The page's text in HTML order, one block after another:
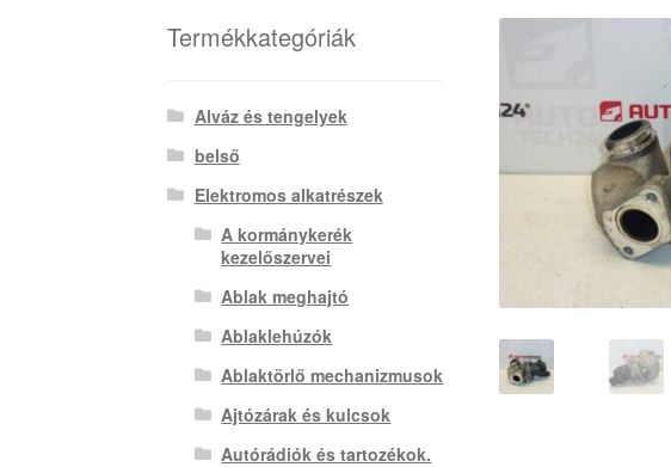
Termékkategóriák
Alváz és tengelyek
belső
Elektromos alkatrészek
A kormánykerék
kezelőszervei
Ablak meghajtó
Ablaklehúzók
Ablaktörlő mechanizmusok
Ajtózárak és kulcsok
Autórádiók és tartozékok.